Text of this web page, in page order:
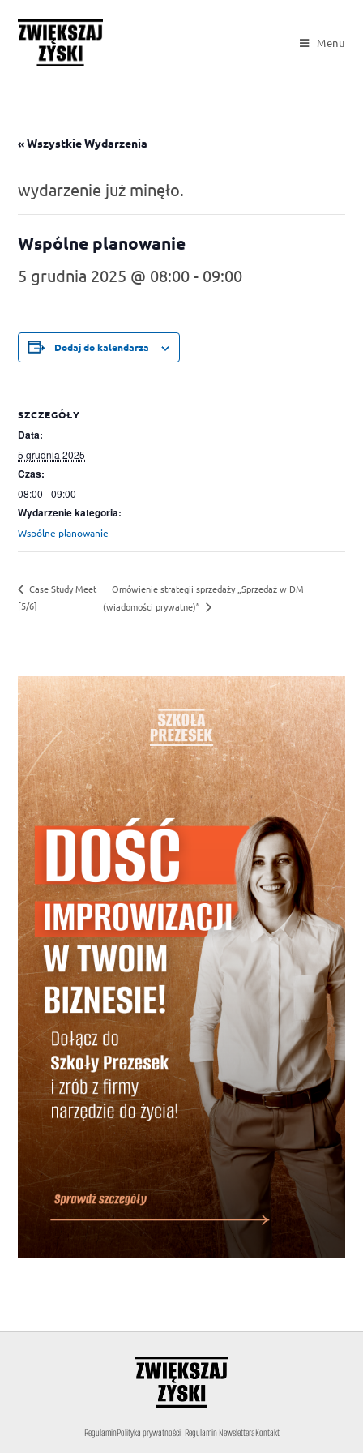
Menu
« Wszystkie Wydarzenia
wydarzenie już minęło.
Wspólne planowanie
5 grudnia 2025 @ 08:00 - 09:00
Dodaj do kalendarza
SZCZEGÓŁY
Data:
5 grudnia 2025
Czas:
08:00 - 09:00
Wydarzenie kategoria:
Wspólne planowanie
Case Study Meet
[5/6]
Omówienie strategii sprzedaży „Sprzedaż w DM
(wiadomości prywatne)”
RegulaminPolityka prywatności Regulamin NewsletteraKontakt